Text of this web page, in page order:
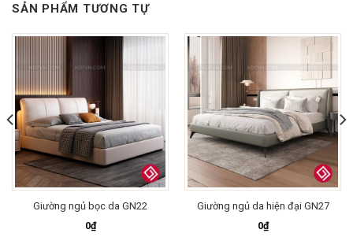
SẢN PHẨM TƯƠNG TỰ
Giường ngủ bọc da GN22
0₫
Giường ngủ da hiện đại GN27
0₫